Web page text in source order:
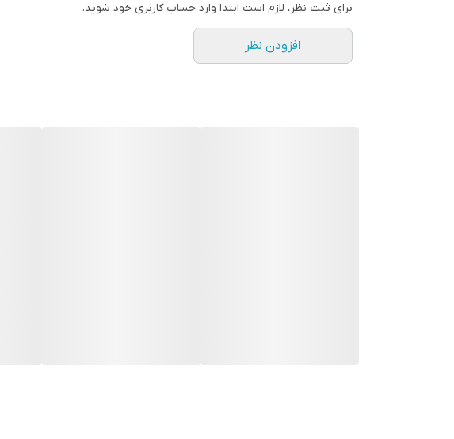
برای ثبت نظر، لازم است ابتدا وارد حساب کاربری خود شوید.
افزودن نظر